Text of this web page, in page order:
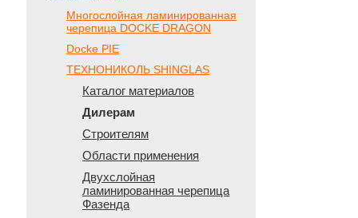
Многослойная ламинированная
черепица DOCKE DRAGON
Docke PIE
ТЕХНОНИКОЛЬ SHINGLAS
Каталог материалов
Дилерам
Строителям
Области применения
Двухслойная
ламинированная черепица
Фазенда